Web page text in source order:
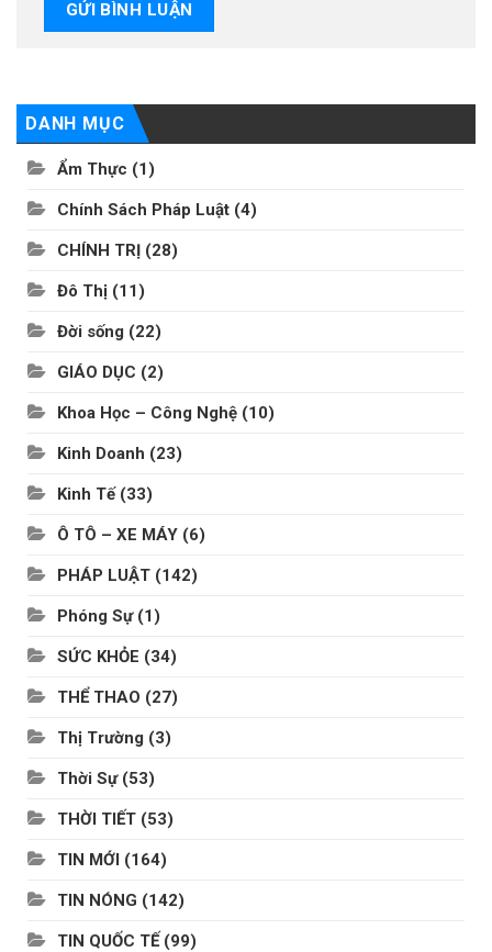
DANH MỤC
Ẩm Thực (1)
Chính Sách Pháp Luật (4)
CHÍNH TRỊ (28)
Đô Thị (11)
Đời sống (22)
GIÁO DỤC (2)
Khoa Học – Công Nghệ (10)
Kinh Doanh (23)
Kinh Tế(33)
Ô TÔ – XE MÁY (6)
PHÁP LUẬT (142)
Phóng Sự(1)
SỨC KHỎE (34)
THỂ THAO (27)
Thị Trường (3)
Thời Sự(53)
THỜI TIẾT (53)
TIN MỚI (164)
TIN NÓNG (142)
TIN QUỐC TẾ (99)